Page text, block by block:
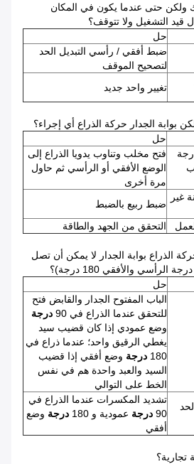
ولكن حتى عندما يكون في المكان
قيد التشغيل ولا تتوقف؟
حل
ضبط أفقي / رأسي التبديل الحد
لتصحيح الموقف
تغيير واحد جديد
حل
حاجز 45 درجة
فتح مخلب وتناوب يدويا الذراع إلى
الوضع الأفقي أو الرأسي ثم حاول
مرة أخرى
غير
ضبط ربيع بالضبط
التحقق من الجهد والطاقة
الذراع بوابة الجدار لا يمكن أن تصل
حل
الباب المفتوح الجدار والقابض فتح
للتحقق عندما الذراع في 90
درجة
وضع عمودي إذا كان قضيب سيد
يغطي الرقيق واحد؛ عندما ذراع في
180 درجة وضع أفقي إذا قضيب
السيد والعبد واحدة هم في نفس
الخط على التوالي
تشديد المكسرات عندما الذراع في
90 درجة عمودية و 180 درجة وضع
أفقي